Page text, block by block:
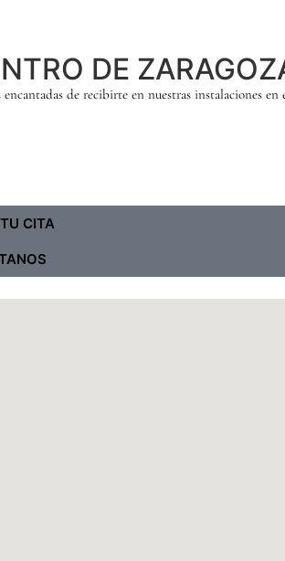
DE
de recibirte en nuestras instalaciones en
CITA